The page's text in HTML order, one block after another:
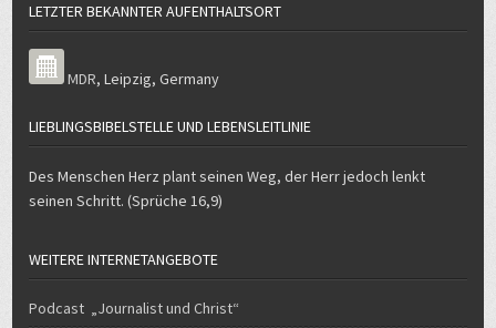
LETZTER BEKANNTER AUFENTHALTSORT
MDR,Leipzig,Germany
LIEBLINGSBIBELSTELLE UND LEBENSLEITLINIE
Des Menschen Herz plant seinen Weg, der Herr jedoch lenkt
seinen Schritt. (Sprüche 16,9)
WEITERE INTERNETANGEBOTE
Podcast „Journalist und Christ“